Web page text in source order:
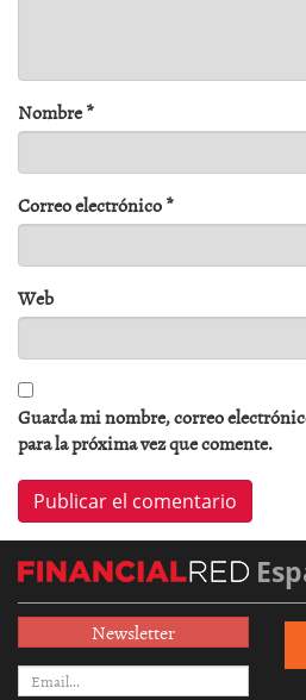
Nombre*
Correo electrónico*
Web
Guarda mi nombre, correo
para la próxima vez que comente.
Newsletter